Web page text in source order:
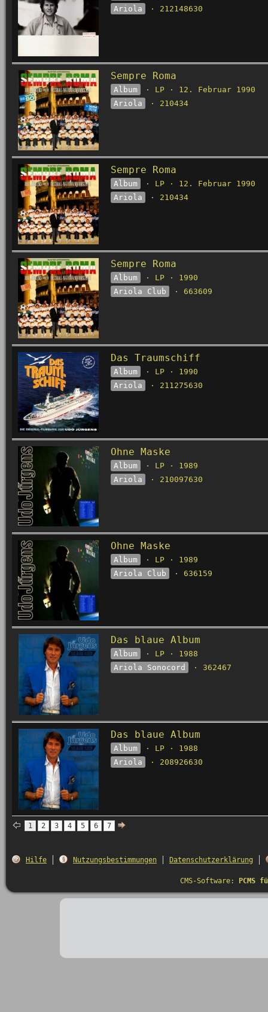
Ariola
· 212148630
Sempre Roma
Album
· LP · 12. Februar 1990
Ariola
· 210434
Sempre Roma
Album
· LP · 12. Februar 1990
Ariola
· 210434
Sempre Roma
Album
· LP · 1990
Ariola Club
· 663609
Das Traumschiff
Album
· LP · 1990
Ariola
· 211275630
Ohne Maske
Album
· LP · 1989
Ariola
· 210097630
Ohne Maske
Album
· LP · 1989
Ariola Club
· 636159
Das blaue Album
Album
· LP · 1988
Ariola Sonocord
· 362467
Das blaue Album
Album
· LP · 1988
Ariola
· 208926630
1 2 3 4 5 6 7
Hilfe Nutzungsbestimmungen Datenschutzerklärung
CMS-Software: PCMS